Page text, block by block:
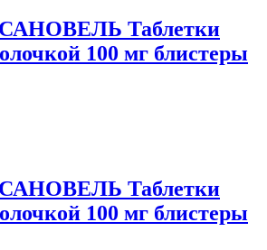
Таблетки
100 мг блистеры
Таблетки
100 мг блистеры